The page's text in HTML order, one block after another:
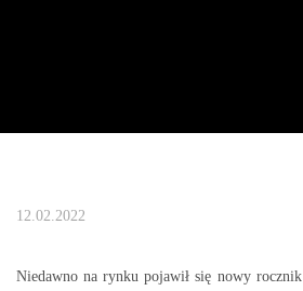
12.02.2022
Niedawno na rynku pojawił się nowy rocznik